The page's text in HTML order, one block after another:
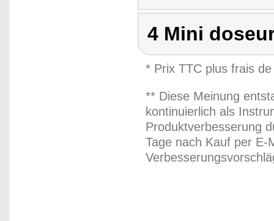
4 Mini
* Prix TTC plus frais
** Diese Meinung
kontinuierlich als
Produktverbesserung
Tage nach Kauf per E-